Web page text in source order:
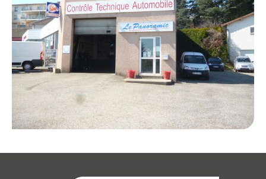
Actualités
Démarches